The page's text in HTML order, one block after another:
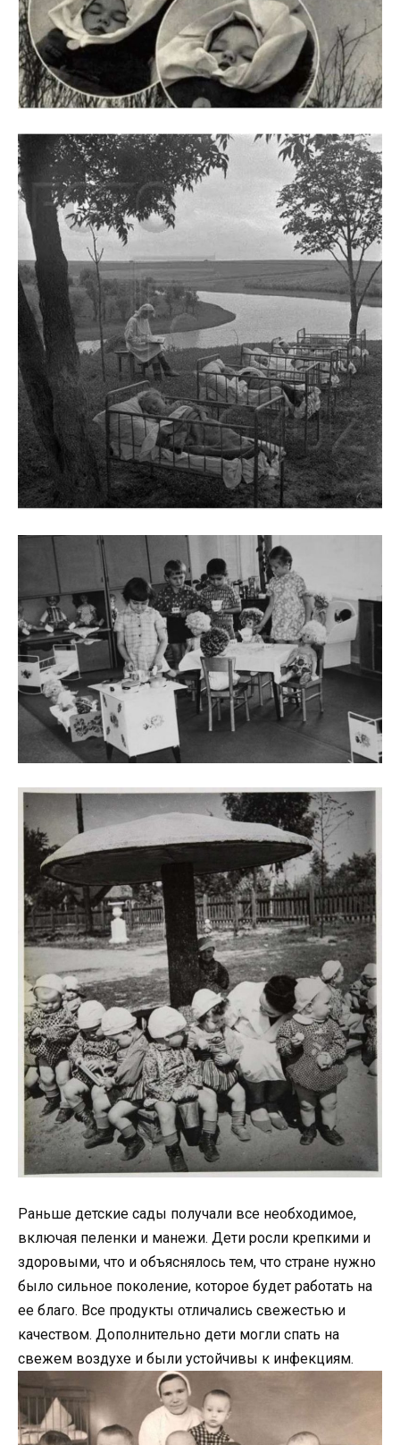
Раньше детские сады получали все необходимое,
включая пеленки и манежи. Дети росли крепкими и
здоровыми, что и объяснялось тем, что стране нужно
было сильное поколение, которое будет работать на
ее благо. Все продукты отличались свежестью и
качеством. Дополнительно дети могли спать на
свежем воздухе и были устойчивы к инфекциям.